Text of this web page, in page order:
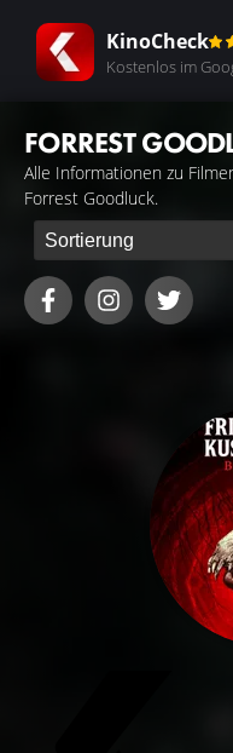
KinoCheck
Kostenlos im
FORREST
Alle Informationen zu
Forrest Goodluck.